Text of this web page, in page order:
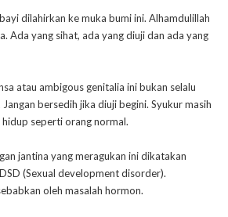
dilahirkan ke muka bumi ini. Alhamdulillah
Ada yang sihat, ada yang diuji dan ada yang
atau ambigous genitalia ini bukan selalu
bersedih jika diuji begini. Syukur masih
seperti orang normal.
jantina yang meragukan ini dikatakan
(Sexual development disorder).
oleh masalah hormon.